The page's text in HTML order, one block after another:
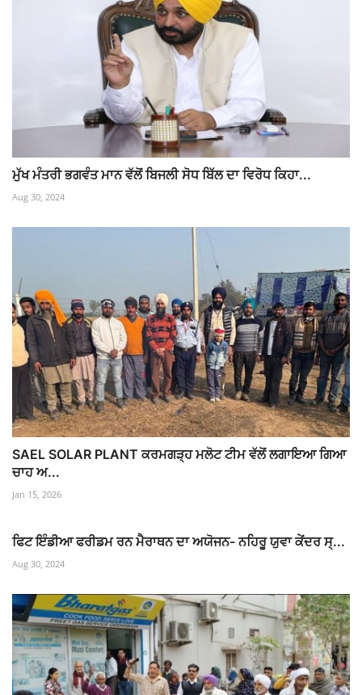
ਮੁੱਖ ਮੰਤਰੀ ਭਗਵੰਤ ਮਾਨ ਵੱਲੋਂ ਬਿਜਲੀ ਸੋਧ ਬਿੱਲ ਦਾ ਵਿਰੋਧ ਕਿਹਾ...
Aug 30, 2024
SAEL SOLAR PLANT ਕਰਮਗੜ੍ਹ ਮਲੋਟ ਟੀਮ ਵੱਲੋਂ ਲਗਾਇਆ ਗਿਆ
ਚਾਹ ਅ...
Jan 15, 2026
ਫਿਟ ਇੰਡੀਆ ਫਰੀਡਮ ਰਨ ਮੈਰਾਥਨ ਦਾ ਅਯੋਜਨ- ਨਹਿਰੂ ਯੁਵਾ ਕੇਂਦਰ ਸ੍...
Aug 30, 2024